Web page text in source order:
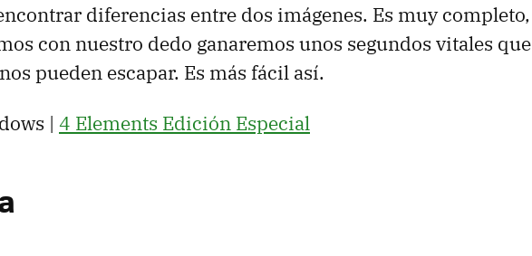
diferencias entre dos imágenes. Es muy completo,
con nuestro dedo ganaremos unos segundos vitales que
pueden escapar. Es más fácil así.
| 4 Elements Edición Especial